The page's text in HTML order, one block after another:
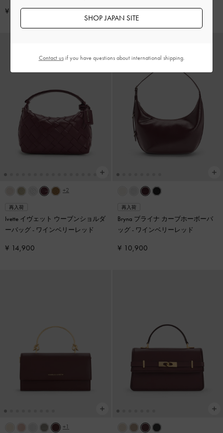
¥ 9,900
+2
再入荷
Ivette イヴェット ウーブンショルダ
ーバッグ- ワインベリーレッド
¥ 14,900
再入荷
Bryna ブライナ カーブホーボーバ
ッグ- ワインベリーレッド
¥ 10,900
+1
SHOP JAPAN SITE
Contact usif you have questions about international shipping.